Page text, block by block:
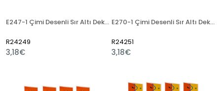
E247-1 Çimi Desenli Sır Altı Dekal 6 cm
R24249
3,18€
E270-1 Çimi Desenli Sır Altı Dekal 3x23 cm
R24251
3,18€